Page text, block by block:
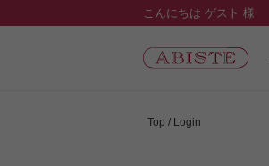
こんにちは ゲスト 様
Top Login